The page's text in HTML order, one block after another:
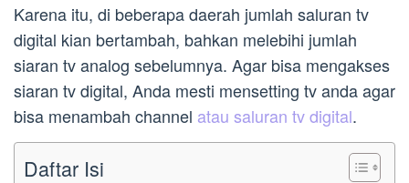
Karena itu, di beberapa daerah jumlah saluran tv
digital kian bertambah, bahkan melebihi jumlah
siaran tv analog sebelumnya. Agar bisa mengakses
siaran tv digital, Anda mesti mensetting tv anda agar
bisa menambah channel atau saluran tv digital.
Daftar Isi